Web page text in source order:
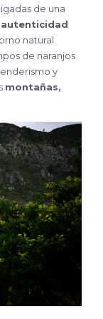
de una
autenticidad
natural
de naranjos
y
montañas,